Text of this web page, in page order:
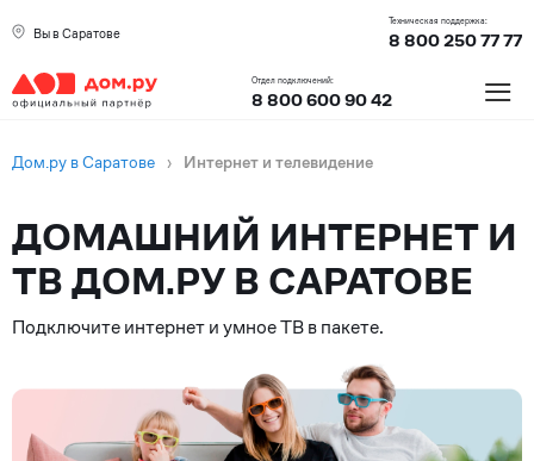
Вы в Саратове
Техническая поддержка:
8 800 250 77 77
Отдел подключений:
8 800 600 90 42 ≡
Дом.ру в Саратове › Интернет и телевидение
ДОМАШНИЙ ИНТЕРНЕТ И
ТВ ДОМ.РУ В САРАТОВЕ
Подключите интернет и умное ТВ в пакете.